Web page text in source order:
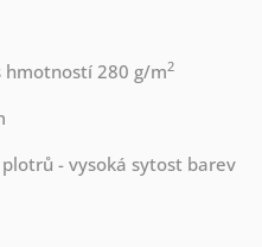
hmotností 280 g/m2
- vysoká sytost barev